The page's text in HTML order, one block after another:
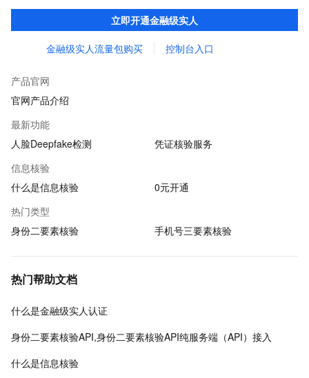
应用于金融、互联网娱乐、网约车出行等行业。
立即开通金融级实人
金融级实人流量包购买 控制台入口
产品官网
官网产品介绍
最新功能
人脸Deepfake检测
凭证核验服务
信息核验
什么是信息核验
0元开通
热门类型
身份二要素核验
手机号三要素核验
热门帮助文档
什么是金融级实人认证
身份二要素核验API,身份二要素核验API纯服务端（API）接入
什么是信息核验